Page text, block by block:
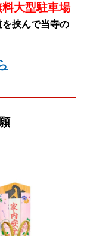
料大型駐車場
を挟んで当寺の